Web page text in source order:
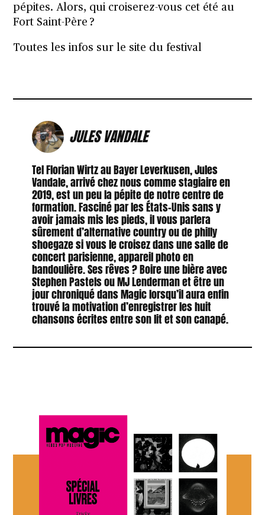
pépites. Alors, qui croiserez-vous cet été au
Fort Saint-Père ?
Toutes les infos sur le site du festival
JULES VANDALE
Tel Florian Wirtz au Bayer Leverkusen, Jules
Vandale, arrivé chez nous comme stagiaire en
2019, est un peu la pépite de notre centre de
formation. Fasciné par les États-Unis sans y
avoir jamais mis les pieds, il vous parlera
sûrement d’alternative country ou de philly
shoegaze si vous le croisez dans une salle de
concert parisienne, appareil photo en
bandoulière. Ses rêves ? Boire une bière avec
Stephen Pastels ou MJ Lenderman et être un
jour chroniqué dans Magic lorsqu’il aura enfin
trouvé la motivation d’enregistrer les huit
chansons écrites entre son lit et son canapé.